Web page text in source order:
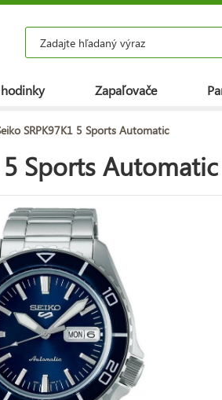
Zapaľovače
SRPK97K1 5 Sports Automatic
5 Sports Automatic